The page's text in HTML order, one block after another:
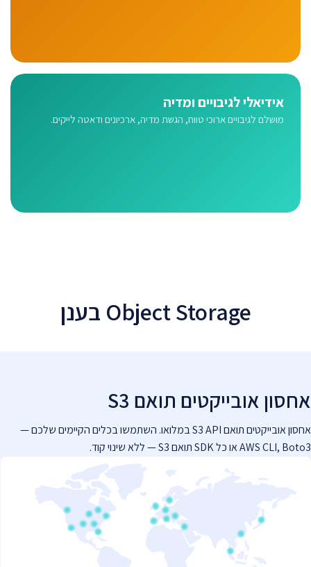
אידיאלי לגיבויים ומדיה
מושלם לגיבויים ארוכי טווח, הגשת מדיה, ארכיונים ודאטה לייקים.
Object Storage בענן
אחסון אובייקטים תואם S3
אחסון אובייקטים תואם S3 API במלואו. השתמשו בכלים הקיימים שלכם —
AWS CLI, Boto3 או כל SDK תואם S3 — ללא שינוי קוד.